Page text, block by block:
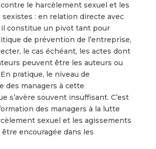
le harcèlement sexuel et les
: en relation directe avec
il constitue un pivot tant pour
de prévention de l’entreprise,
le cas échéant, les actes dont
peuvent être les auteurs ou
pratique, le niveau de
des managers à cette
s’avère souvent insuffisant. C’est
des managers à la lutte
sexuel et les agissements
encouragée dans les